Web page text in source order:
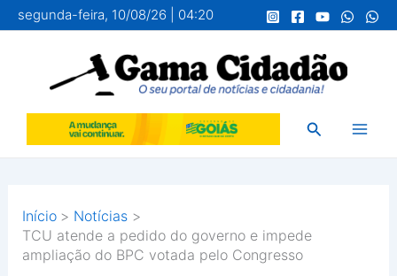
para
conteúdo
segunda-feira, 10/08/26 | 04:20
Pesquisar
Início
Notícias
TCU atende a pedido do governo e impede
ampliação do BPC votada pelo Congresso